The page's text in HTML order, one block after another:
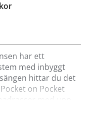
har ett
med inbyggt
hittar du det
on Pocket
med upp